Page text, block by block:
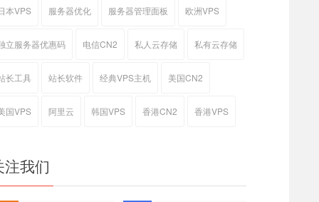
本VPS 服务器优化 服务器管理面板 欧洲VPS
立服务器优惠码 电信CN2 私人云存储 私有云存储
长工具 站长软件 经典VPS主机 美国CN2
国VPS 阿里云 韩国VPS 香港CN2 香港VPS
注我们